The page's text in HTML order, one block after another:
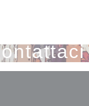
scelte sui cookie